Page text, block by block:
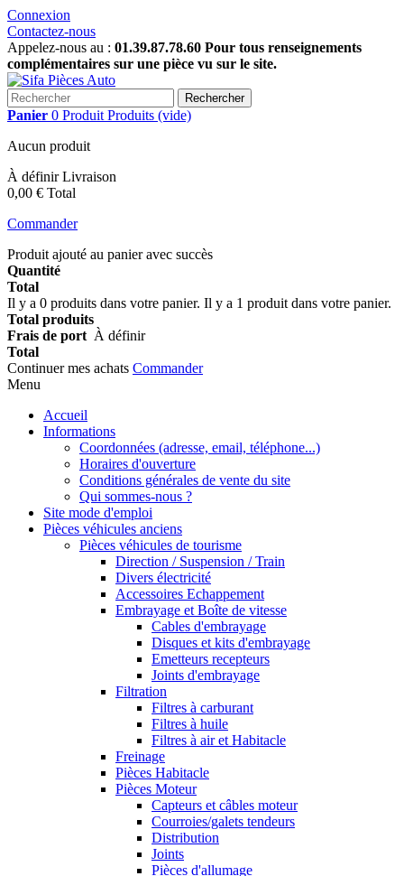
Connexion
Contactez-nous
Appelez-nous au : 01.39.87.78.60 Pour tous renseignements
complémentaires sur une pièce vu sur le site.
Rechercher
Panier 0 Produit Produits (vide)
Aucun produit
À définirLivraison
0,00 € Total
Commander
Produit ajouté au panier avec succès
Quantité
Total
Il y a 0 produits dans votre panier. Il y a 1 produit dans votre panier.
Total produits
Frais de port À définir
Total
Continuer mes achats Commander
Menu
Accueil
Informations
Coordonnées (adresse, email, téléphone...)
Horaires d'ouverture
Conditions générales de vente du site
Qui sommes-nous ?
Site mode d'emploi
Pièces véhicules anciens
Pièces véhicules de tourisme
Direction / Suspension / Train
Divers électricité
Accessoires Echappement
Embrayage et Boîte de vitesse
Cables d'embrayage
Disques et kits d'embrayage
Emetteurs recepteurs
Joints d'embrayage
Filtration
Filtres à carburant
Filtres à huile
Filtres à air et Habitacle
Freinage
Pièces Habitacle
Pièces Moteur
Capteurs et câbles moteur
Courroies/galets tendeurs
Distribution
Joints
Pièces d'allumage